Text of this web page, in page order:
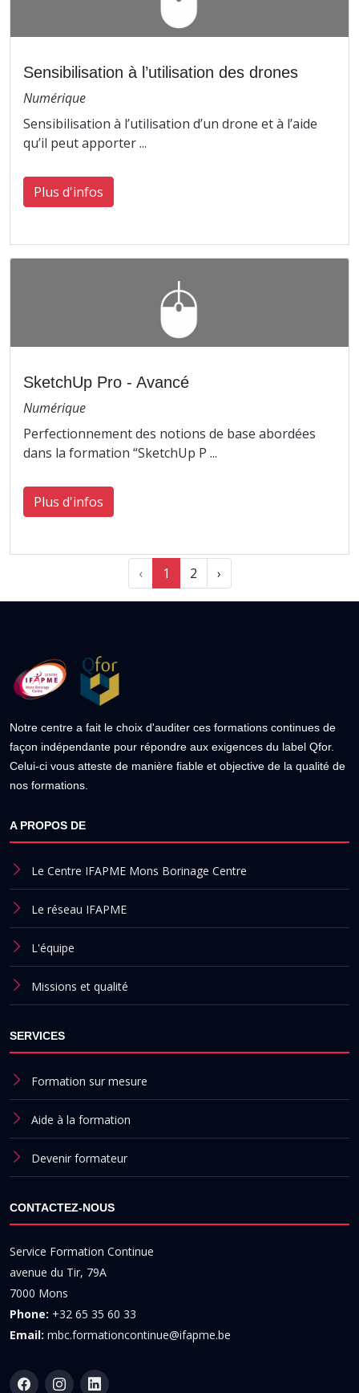
Sensibilisation à l’utilisation des drones
Numérique
Sensibilisation à l’utilisation d’un drone et à l’aide
qu’il peut apporter ...
Plus d'infos
SketchUp Pro - Avancé
Numérique
Perfectionnement des notions de base abordées
dans la formation “SketchUp P ...
Plus d'infos
‹ 1 2 ›
Notre centre a fait le choix d'auditer ces formations continues de
façon indépendante pour répondre aux exigences du label Qfor.
Celui-ci vous atteste de manière fiable et objective de la qualité de
nos formations.
A PROPOS DE
Le Centre IFAPME Mons Borinage Centre
Le réseau IFAPME
L'équipe
Missions et qualité
SERVICES
Formation sur mesure
Aide à la formation
Devenir formateur
CONTACTEZ-NOUS
Service Formation Continue
avenue du Tir, 79A
7000 Mons
Phone: +32 65 35 60 33
Email: mbc.formationcontinue@ifapme.be